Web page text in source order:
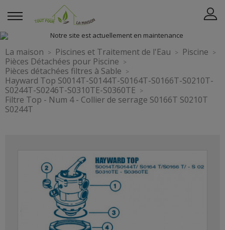
La maison Piscines et Traitement de l'Eau
Piscine
Pièces Détachées pour Piscine
Pièces détachées filtres à Sable
Hayward Top S0014T-S0144T-S0164T-S0166T-S0210T-
S0244T-S0246T-S0310TE-S0360TE
Filtre Top - Num 4 - Collier de serrage S0166T S0210T
S0244T